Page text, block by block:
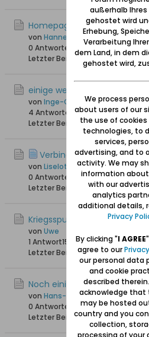
Homepage Hela
von HannesH
0 Antworten
14.003 Hits0 Likes
Letzter Beitrag25.12.2015, 15:53
einige wenige Fotos von Hel
von Inge-Gisela
4 Antworten 18.968 Hits0 Likes
Letzter Beitrag07.02.2014, 22:53
Verbindung nach Hel
von Liselotte Fischer
0 Antworten
15.052 Hits0 Likes
Letzter Beitrag
03.12.2013, 10:16
Kriegsspuren auf Hela
von Uwe
1 Antwort15.973 Hits0 Likes
Letzter Beitrag17.11.2012, 12:34
Noch einige alte Photos von
von Hans-Joerg +, Ehrenmitglied
0 Antworten
16.175 Hits0 Likes
Letzter Beitrag 02.11.2012, 15:44
außerhalb Ihres
gehostet wird
Erhebung,
Verarbeitung
dem Land, in dem
gehostet wird,
We process
about users of our
the use of
technologies, to
services,
advertising, and to
activity. We may
information about
with our
analytics
additional details,
Privacy
By clicking "I AGREE
agree to our
our personal data
and cookie
described
acknowledge that
may be hosted
country and you
collection,
processing of your